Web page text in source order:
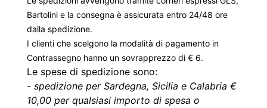
Bartolini e la consegna è assicurata entro 24/48 ore
dalla spedizione.
I clienti che scelgono la modalità di pagamento in
Contrassegno hanno un sovrapprezzo di € 6.
Le spese di spedizione sono:
- spedizione per Sardegna, Sicilia e Calabria €
10,00 per qualsiasi importo di spesa o